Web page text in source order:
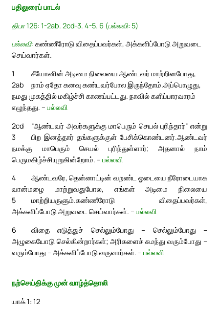
பதிலுரைப் பாடல்
திபா 126: 1-2ab. 2cd-3. 4-5. 6 (பல்லவி: 5)
பல்லவி: கண்ணீரோடு விதைப்பவர்கள், அக்களிப்போடு அறுவடை
செய்வார்கள்.
1
சீயோனின் அடிமை நிலையை ஆண்டவர் மாற்றினபோது,
நாம் ஏதோ கனவு கண்டவர்போல இருந்தோம்.
2ab
அப்பொழுது,
நமது முகத்தில் மகிழ்ச்சி காணப்பட்டது. நாவில் களிப்பாரவாரம்
எழுந்தது. – பல்லவி
2cd
“ஆண்டவர் அவர்களுக்கு மாபெரும் செயல் புரிந்தார்” என்று
பிற இனத்தார் தங்களுக்குள் பேசிக்கொண்டனர்.
3
ஆண்டவர்
நமக்கு மாபெரும் செயல் புரிந்துள்ளார்; அதனால் நாம்
பெருமகிழ்ச்சியுறுகின்றோம். – பல்லவி
4
ஆண்டவரே, தென்னாட்டின் வறண்ட ஓடையை நீரோடையாக
வான்மழை மாற்றுவதுபோல, எங்கள் அடிமை நிலையை
மாற்றியருளும்.
5
கண்ணீரோடு விதைப்பவர்கள்,
அக்களிப்போடு அறுவடை செய்வார்கள். – பல்லவி
6
விதை எடுத்துச் செல்லும்போது – செல்லும்போது –
அழுகையோடு செல்கின்றார்கள்; அரிகளைச் சுமந்து வரும்போது –
வரும்போது – அக்களிப்போடு வருவார்கள். – பல்லவி
நற்செய்திக்கு முன் வாழ்த்தொலி
யாக் 1: 12